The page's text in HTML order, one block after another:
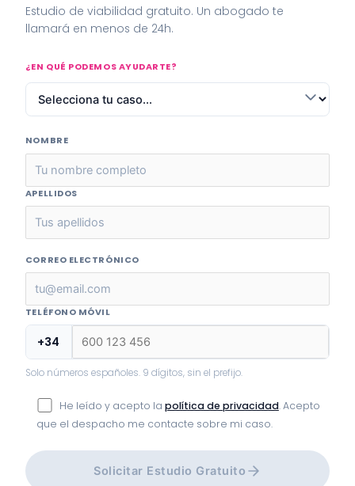
Estudio de viabilidad gratuito. Un abogado te
llamará en menos de 24h.
¿EN QUÉ PODEMOS AYUDARTE?
NOMBRE
APELLIDOS
CORREO ELECTRÓNICO
TELÉFONO MÓVIL
+34
Solo números españoles. 9 dígitos, sin el prefijo.
He leído y acepto la política de privacidad. Acepto
que el despacho me contacte sobre mi caso.
Solicitar Estudio Gratuito